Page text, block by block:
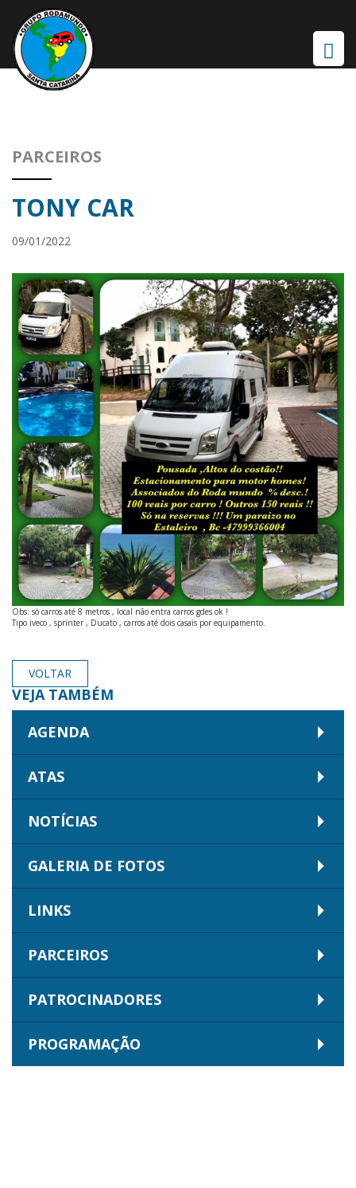
PARCEIROS
TONY CAR
09/01/2022
Obs: só carros até 8 metros , local não entra carros gdes ok !
Tipo iveco , sprinter , Ducato , carros até dois casais por equipamento.
VOLTAR
VEJA TAMBÉM
AGENDA
ATAS
NOTÍCIAS
GALERIA DE FOTOS
LINKS
PARCEIROS
PATROCINADORES
PROGRAMAÇÃO